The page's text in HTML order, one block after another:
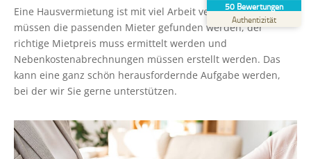
50 Bewertungen
Authentizität
100
%
Empfehlungen auf
ProvenExpert.com
GUT
4,43
/
5,00
6
44
Bewertungen von
2
Blick aufs ProvenExpert-Profil werfen
06.05.2026
Eine Hausvermietung ist mit viel Arbeit verbunden. Es
müssen die passenden Mieter gefunden werden, der
richtige Mietpreis muss ermittelt werden und
Nebenkostenabrechnungen müssen erstellt werden. Das
kann eine ganz schön herausfordernde Aufgabe werden,
bei der wir Sie gerne unterstützen.